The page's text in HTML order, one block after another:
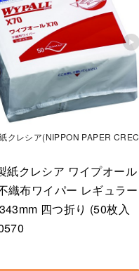
クレシア(NIPPON PAPER CREC
紙クレシア ワイプオール
織布ワイパー レギュラー
四つ折り (50枚入